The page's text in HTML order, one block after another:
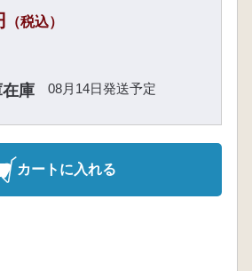
（税込）
庫
08月14日発送予定
カートに入れる